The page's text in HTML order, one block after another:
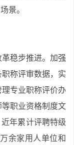
景。
革稳步推进。加强
称评审数据，实
理专业职称评价办
职业资格制度文
近年累计评聘特级
余家用人单位和